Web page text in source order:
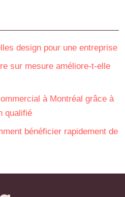
design pour une entreprise
sur mesure améliore-t-elle
à Montréal grâce à
qualifié
bénéficier rapidement de